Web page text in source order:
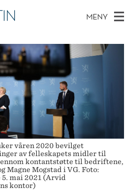
MENY
våren 2020 bevilget
av felleskapets midler til
kontantstøtte til bedriftene,
Magne Mogstad i VG. Foto:
mai 2021 (Arvid
kontor)